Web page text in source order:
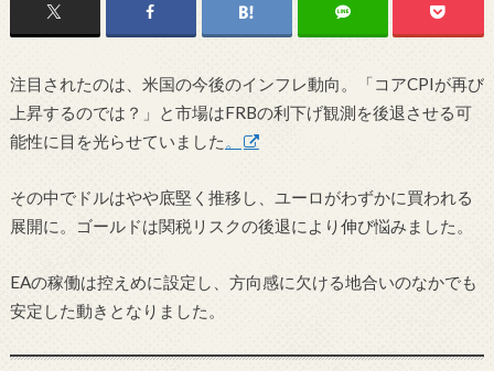
注目されたのは、米国の今後のインフレ動向。「コアCPIが再び
上昇するのでは？」と市場はFRBの利下げ観測を後退させる可
能性に目を光らせていました 。
その中でドルはやや底堅く推移し、ユーロがわずかに買われる
展開に。ゴールドは関税リスクの後退により伸び悩みました。
EAの稼働は控えめに設定し、方向感に欠ける地合いのなかでも
安定した動きとなりました。